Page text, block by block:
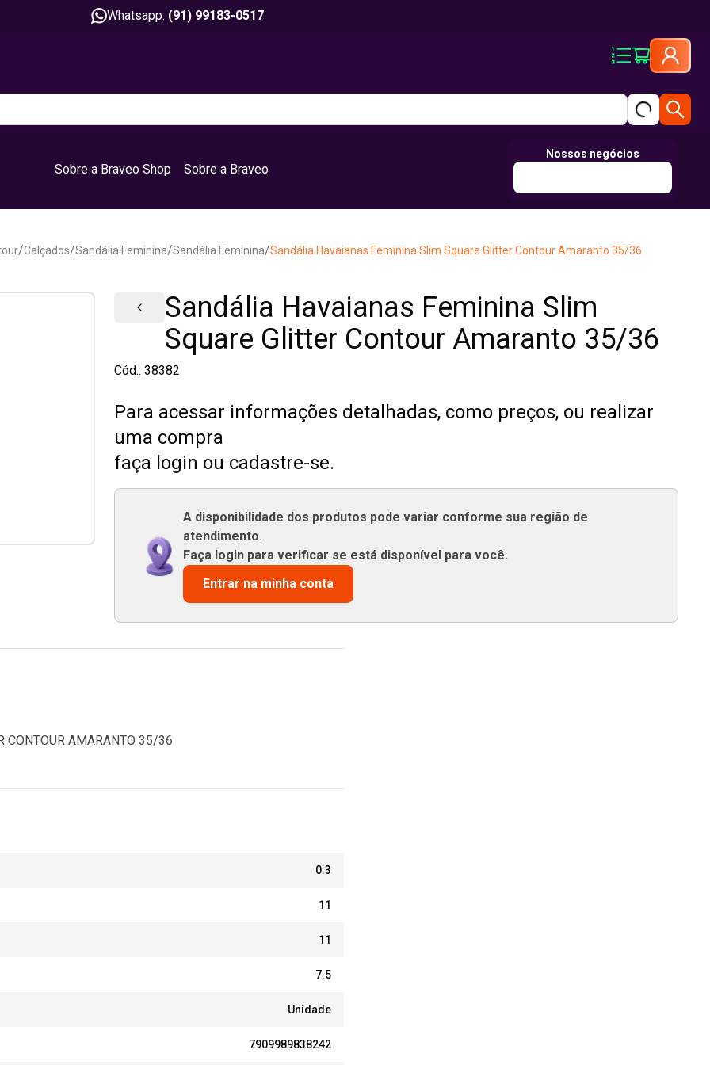
Whatsapp: (91) 99183-0517
Sobre a Braveo Shop Sobre a Braveo
Nossos negócios
/Calçados/Sandália Feminina/Sandália Feminina/Sandália Havaianas Feminina Slim Square Glitter Contour Amaranto 35/36
Sandália Havaianas Feminina Slim
Square Glitter Contour Amaranto 35/36
Cód.: 38382
Para acessar informações detalhadas, como preços, ou realizar
uma compra
faça login ou cadastre-se.
A disponibilidade dos produtos pode variar conforme sua região de
atendimento.
Faça login para verificar se está disponível para você.
Entrar na minha conta
CONTOUR AMARANTO 35/36
0.3
11
11
7.5
Unidade
7909989838242